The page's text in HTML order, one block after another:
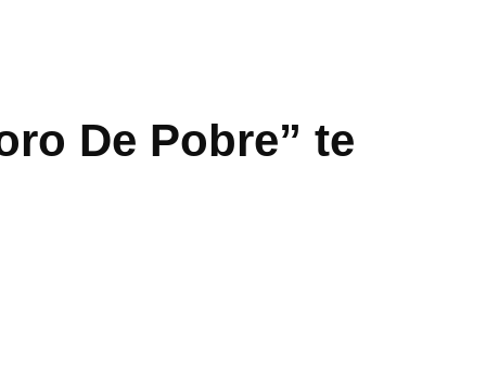
De Pobre” te